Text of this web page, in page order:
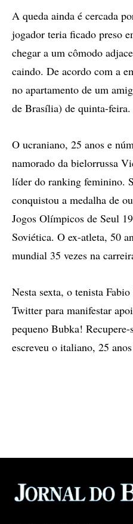
A queda ainda é cercada
jogador teria ficado preso
chegar a um cômodo
caindo. De acordo com a
no apartamento de um
de Brasília) de quinta-feira.
O ucraniano, 25 anos e
namorado da bielorrussa
líder do ranking feminino.
conquistou a medalha de
Jogos Olímpicos de Seul
Soviética. O ex-atleta, 50
mundial 35 vezes na
Nesta sexta, o tenista
Twitter para manifestar
pequeno Bubka!
escreveu o italiano, 25